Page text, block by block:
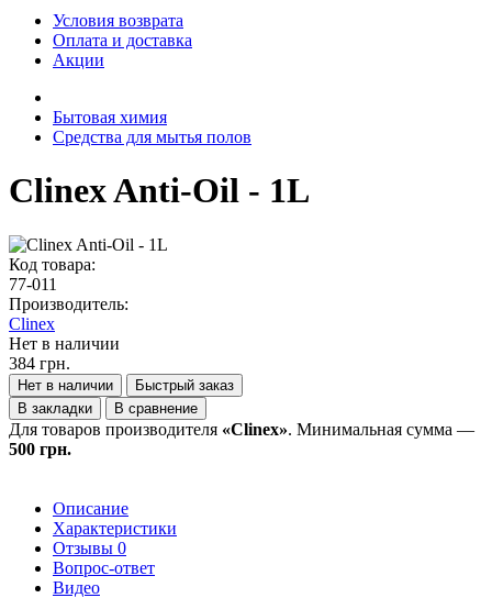
Условия возврата
Оплата и доставка
Акции
Бытовая химия
Средства для мытья полов
Clinex Anti-Oil - 1L
Код товара:
77-011
Производитель:
Clinex
Нет в наличии
384 грн.
Нет в наличии
Быстрый заказ
В закладки
В сравнение
Для товаров производителя «Clinex». Минимальная сумма —
500 грн.
Описание
Характеристики
Отзывы 0
Вопрос-ответ
Видео